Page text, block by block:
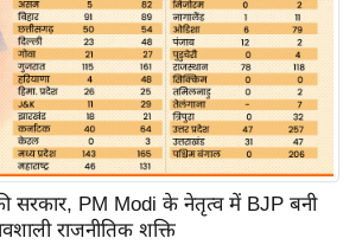
सरकार, PM Modi के नेतृत्व में BJP बनी
राजनीतिक शक्ति